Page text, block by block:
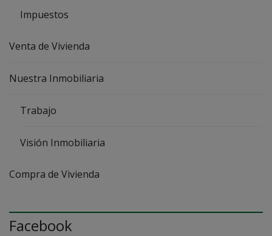
Impuestos
Venta de Vivienda
Nuestra Inmobiliaria
Trabajo
Visión Inmobiliaria
Compra de Vivienda
Facebook